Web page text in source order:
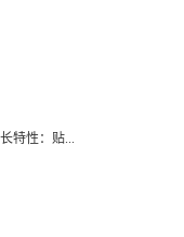
特性：贴...